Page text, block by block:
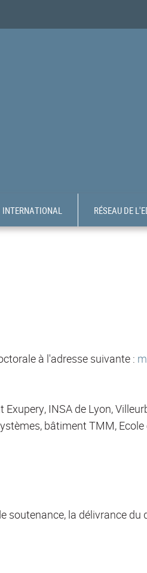
INTERNATIONAL RÉSEAU DE
à l'adresse suivante :
INSA de Lyon,
bâtiment TMM,
la délivrance